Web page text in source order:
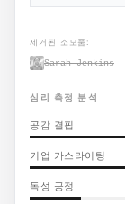
제거된 소모품:
Sarah Jenkins
심리 측정 분석
공감 결핍
기업 가스라이팅
독성 긍정